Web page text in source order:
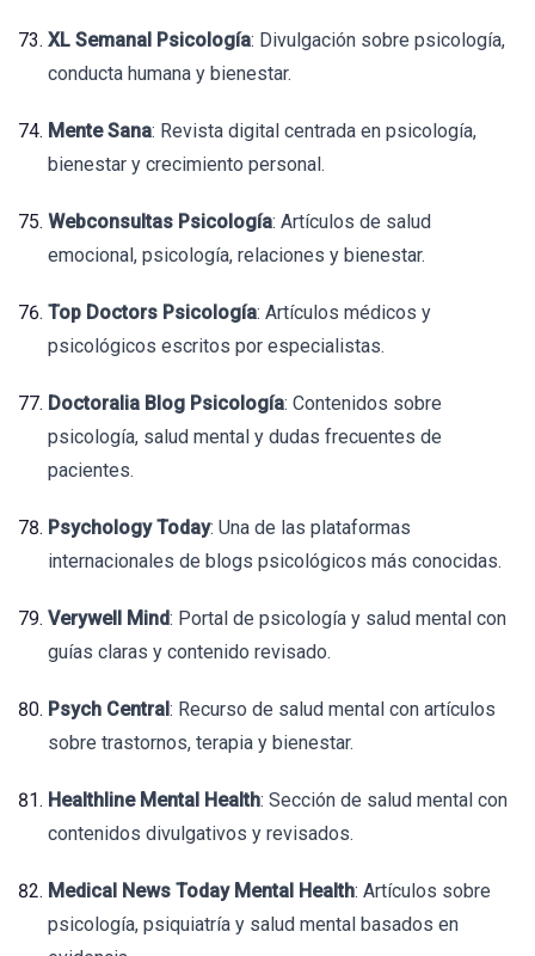
XL Semanal Psicología: Divulgación sobre psicología,
conducta humana y bienestar.
Mente Sana: Revista digital centrada en psicología,
bienestar y crecimiento personal.
Webconsultas Psicología: Artículos de salud
emocional, psicología, relaciones y bienestar.
Top Doctors Psicología: Artículos médicos y
psicológicos escritos por especialistas.
Doctoralia Blog Psicología: Contenidos sobre
psicología, salud mental y dudas frecuentes de
pacientes.
Psychology Today: Una de las plataformas
internacionales de blogs psicológicos más conocidas.
Verywell Mind: Portal de psicología y salud mental con
guías claras y contenido revisado.
Psych Central: Recurso de salud mental con artículos
sobre trastornos, terapia y bienestar.
Healthline Mental Health: Sección de salud mental con
contenidos divulgativos y revisados.
Medical News Today Mental Health: Artículos sobre
psicología, psiquiatría y salud mental basados en